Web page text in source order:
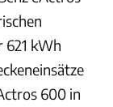
621 kWh
600 in